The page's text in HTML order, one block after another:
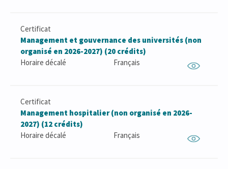
Certificat
Management et gouvernance des universités (non
organisé en 2026-2027) (20 crédits)
Horaire décalé
Français
Certificat
Management hospitalier (non organisé en 2026-
2027) (12 crédits)
Horaire décalé
Français